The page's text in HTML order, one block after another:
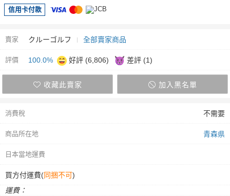
信用卡付款
賣家 クルーゴルフ 全部賣家商品
評價 100.0% 好評 (6,806) 差評 (1)
收藏此賣家 加入黑名單
消費稅 不需要
商品所在地 青森県
日本當地運費
買方付運費(同捆不可)
運費：